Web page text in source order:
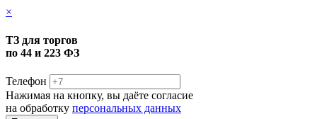
×
ТЗ для торгов
по 44 и 223 ФЗ
Телефон
Нажимая на кнопку, вы даёте согласие
на обработку персональных данных